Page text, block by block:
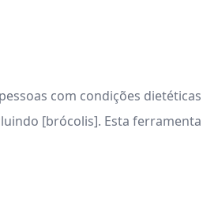
com condições
[brócolis]. Esta